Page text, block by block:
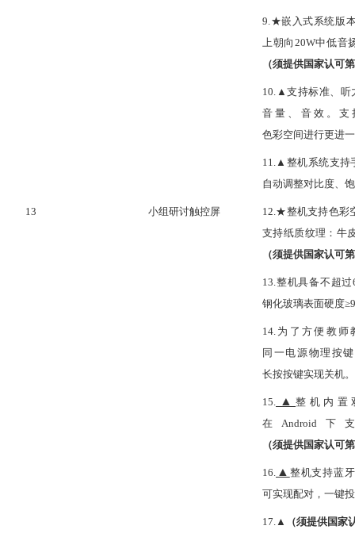
13 小组研讨触控屏
9.★嵌入式系统版
上朝向20W中低音
（须提供国家认可
10.▲支持标准、听
音量、音效。
色彩空间进行更进
11.▲整机系统支持
自动调整对比度、
12.★整机支持色彩
支持纸质纹理：牛
（须提供国家认可
13.整机具备不超
钢化玻璃表面硬度
14.为了方便教
同一电源物理按
长按按键实现关机。
15. ▲整机内置
在Android
（须提供国家认可
16. ▲ 整机支持蓝牙
可实现配对，一键
17.▲ （须提供国